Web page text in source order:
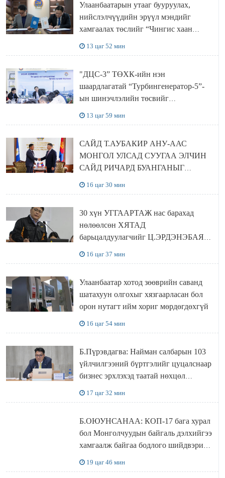
Улаанбаатарын утааг бууруулах,
нийслэлчүүдийн эрүүл мэндийг
хамгаалах төслийг “Чингис хаан
баялгийн сан нэгдэл” ХХК-тай
хамтран хэрэгжүүлнэ
13 цаг 52 мин
"ДЦС-3” ТӨХК-ийн нэн
шаардлагатай “Турбингенератор-5”-
ын шинэчлэлийн төсвийг
шийдвэрлэхээр болов
13 цаг 59 мин
САЙД Т.АУБАКИР АНУ-ААС
МОНГОЛ УЛСАД СУУГАА ЭЛЧИН
САЙД РИЧАРД БУАНГАНЫГ
ХҮЛЭЭН АВЧ УУЛЗЛАА
16 цаг 30 мин
30 хүн УГГААРТАЖ нас барахад
нөлөөлсөн ХЯТАД
барьцалдуулагчийг Ц.ЭРДЭНЭБАЯР
захирал дахин худалдаж авахаар
болжээ
16 цаг 37 мин
Улаанбаатар хотод зөөврийн саванд
шатахуун олгохыг хязгаарласан бол
орон нутагт ийм хориг мөрдөгдөхгүй
16 цаг 54 мин
Б.Пүрэвдагва: Найман салбарын 103
үйлчилгээний бүртгэлийг цуцалснаар
бизнес эрхлэхэд таатай нөхцөл
бүрдэнэ
17 цаг 32 мин
Б.ОЮУНСАНАА: КОП-17 бага хурал
бол Монголчуудын байгаль дэлхийгээ
хамгаалж байгаа бодлого шийдвэрийг
ДЭЛХИЙД СУРТАЛЧИЛАХ гол
бодлого
19 цаг 46 мин